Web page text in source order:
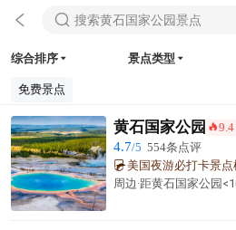
  搜索黄石国家公园景点
综合排序  景点类型 
免费景点
黄石国家公园 󰺂9.4
4.7/5 554条点评
美国夜游必打卡景点
周边·距黄石国家公园